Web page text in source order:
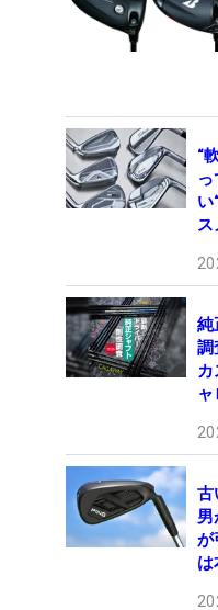
“
い
ス
純
調
古
が
は